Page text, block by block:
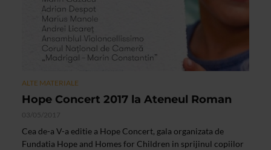
ALTE MATERIALE
Hope Concert 2017 la Ateneul Roman
03/05/2017
Cea de-a V-a editie a Hope Concert, gala organizata de
Fundatia Hope and Homes for Children in sprijinul copiilor